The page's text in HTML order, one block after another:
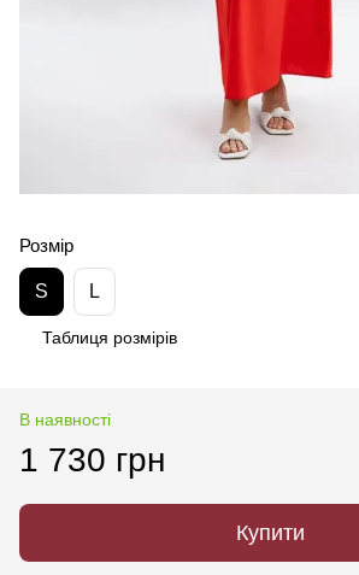
Розмір
S L
Таблиця розмірів
В наявності
1 730 грн
Купити